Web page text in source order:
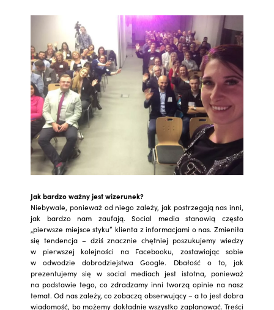
Jak bardzo ważny jest wizerunek?
Niebywale, ponieważ od niego zależy, jak postrzegają nas inni,
jak bardzo nam zaufają. Social media stanowią często
„pierwsze miejsce styku” klienta z informacjami o nas. Zmieniła
się tendencja – dziś znacznie chętniej poszukujemy wiedzy
w pierwszej kolejności na Facebooku, zostawiając sobie
w odwodzie dobrodziejstwa Google. Dbałość o to, jak
prezentujemy się w social mediach jest istotna, ponieważ
na podstawie tego, co zdradzamy inni tworzą opinie na nasz
temat. Od nas zależy, co zobaczą obserwujący – a to jest dobra
wiadomość, bo możemy dokładnie wszystko zaplanować. Treści